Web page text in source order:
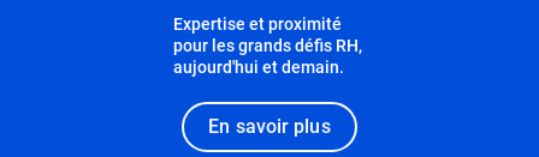
Expertise et proximité
pour les grands défis RH,
aujourd'hui et demain.
En savoir plus